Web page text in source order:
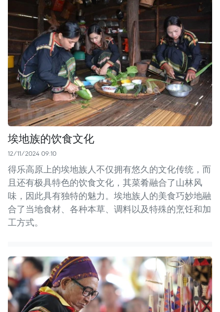
埃地族的饮食文化
12/11/2024 09:10
得乐高原上的埃地族人不仅拥有悠久的文化传统，而
且还有极具特色的饮食文化，其菜肴融合了山林风
味，因此具有独特的魅力。埃地族人的美食巧妙地融
合了当地食材、各种本草、调料以及特殊的烹饪和加
工方式。